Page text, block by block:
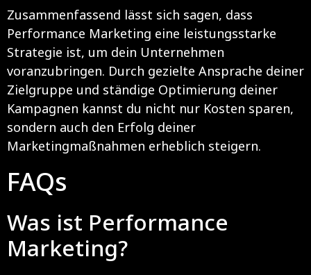
Zusammenfassend lässt sich sagen, dass
Performance Marketing eine leistungsstarke
Strategie ist, um dein Unternehmen
voranzubringen. Durch gezielte Ansprache deiner
Zielgruppe und ständige Optimierung deiner
Kampagnen kannst du nicht nur Kosten sparen,
sondern auch den Erfolg deiner
Marketingmaßnahmen erheblich steigern.
FAQs
Was ist Performance
Marketing?